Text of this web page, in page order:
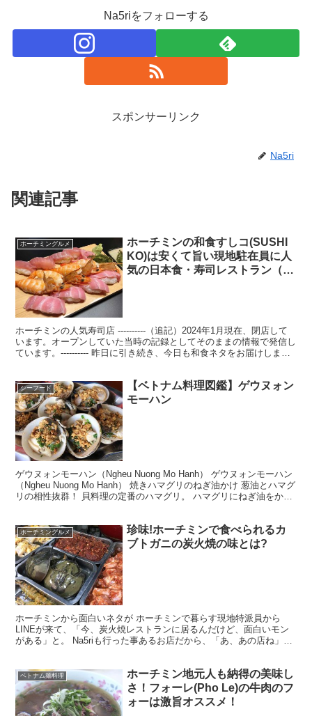
Na5riをフォローする
スポンサーリンク
Na5ri
関連記事
ホーチミングルメ
ホーチミンの和食すしコ(SUSHI
KO)は安くて旨い現地駐在員に人
気の日本食・寿司レストラン（閉
ホーチミンの人気寿司店 ----------（追記）2024年1月現在、閉店して
います。オープンしていた当時の記録としてそのままの情報で発信し
ています。---------- 昨日に引き続き、今日も和食ネタをお届けしま
シーフード
【ベトナム料理図鑑】ゲウヌォン
モーハン
ゲウヌォンモーハン（Ngheu Nuong Mo Hanh） ゲウヌォンモーハン
（Ngheu Nuong Mo Hanh） 焼きハマグリのねぎ油かけ 葱油とハマグ
リの相性抜群！ 貝料理の定番のハマグリ。 ハマグリにねぎ油をかけ
ホーチミングルメ
珍味!ホーチミンで食べられるカ
ブトガニの炭火焼の味とは?
ホーチミンから面白いネタが ホーチミンで暮らす現地特派員から
LINEが来て、「今、炭火焼レストランに居るんだけど、面白いモン
がある」と。 Na5riも行った事あるお店だから、「あ、あの店ね」っ
ベトナム麺料理
ホーチミン地元人も納得の美味し
さ！フォーレ(Pho Le)の牛肉のフ
ォーは激旨オススメ！